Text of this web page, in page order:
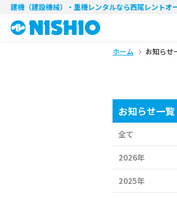
建機（建設機械）・重機レンタルなら西尾レントオ
ホーム お知らせ
お知らせ一覧
全て
2026年
2025年